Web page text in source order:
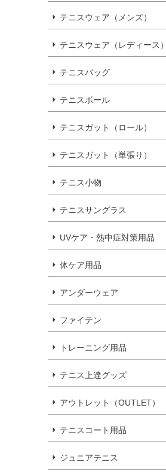
テニスウェア（メンズ）
テニスウェア（レディース）
テニスバッグ
テニスボール
テニスガット（ロール）
テニスガット（単張り）
テニス小物
テニスサングラス
UVケア・熱中症対策用品
体ケア用品
アンダーウェア
ファイテン
トレーニング用品
テニス上達グッズ
アウトレット（OUTLET）
テニスコート用品
ジュニアテニス